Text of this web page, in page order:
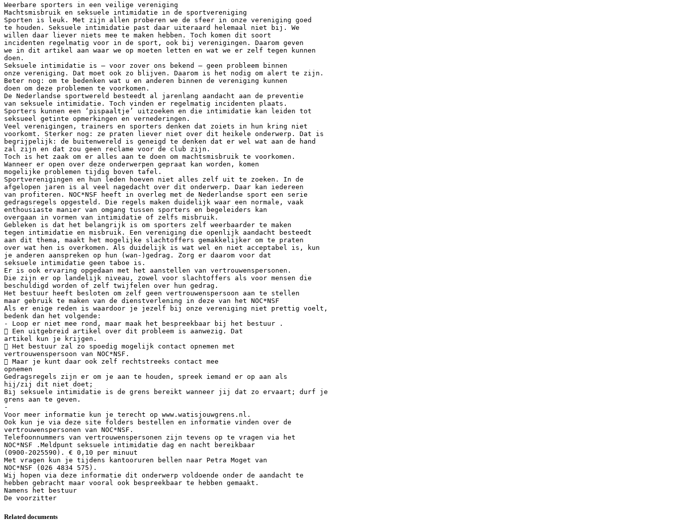
Weerbare sporters in een veilige vereniging
Machtsmisbruik en seksuele intimidatie in de sportvereniging
Sporten is leuk. Met zijn allen proberen we de sfeer in onze vereniging goed
te houden. Seksuele intimidatie past daar uiteraard helemaal niet bij. We
willen daar liever niets mee te maken hebben. Toch komen dit soort
incidenten regelmatig voor in de sport, ook bij verenigingen. Daarom geven
we in dit artikel aan waar we op moeten letten en wat we er zelf tegen kunnen
doen.
Seksuele intimidatie is – voor zover ons bekend – geen probleem binnen
onze vereniging. Dat moet ook zo blijven. Daarom is het nodig om alert te zijn.
Beter nog: om te bedenken wat u en anderen binnen de vereniging kunnen
doen om deze problemen te voorkomen.
De Nederlandse sportwereld besteedt al jarenlang aandacht aan de preventie
van seksuele intimidatie. Toch vinden er regelmatig incidenten plaats.
Sporters kunnen een ‘pispaaltje’ uitzoeken en die intimidatie kan leiden tot
seksueel getinte opmerkingen en vernederingen.
Veel verenigingen, trainers en sporters denken dat zoiets in hun kring niet
voorkomt. Sterker nog: ze praten liever niet over dit heikele onderwerp. Dat is
begrijpelijk: de buitenwereld is geneigd te denken dat er wel wat aan de hand
zal zijn en dat zou geen reclame voor de club zijn.
Toch is het zaak om er alles aan te doen om machtsmisbruik te voorkomen.
Wanneer er open over deze onderwerpen gepraat kan worden, komen
mogelijke problemen tijdig boven tafel.
Sportverenigingen en hun leden hoeven niet alles zelf uit te zoeken. In de
afgelopen jaren is al veel nagedacht over dit onderwerp. Daar kan iedereen
van profiteren. NOC*NSF heeft in overleg met de Nederlandse sport een serie
gedragsregels opgesteld. Die regels maken duidelijk waar een normale, vaak
enthousiaste manier van omgang tussen sporters en begeleiders kan
overgaan in vormen van intimidatie of zelfs misbruik.
Gebleken is dat het belangrijk is om sporters zelf weerbaarder te maken
tegen intimidatie en misbruik. Een vereniging die openlijk aandacht besteedt
aan dit thema, maakt het mogelijke slachtoffers gemakkelijker om te praten
over wat hen is overkomen. Als duidelijk is wat wel en niet acceptabel is, kun
je anderen aanspreken op hun (wan-)gedrag. Zorg er daarom voor dat
seksuele intimidatie geen taboe is.
Er is ook ervaring opgedaan met het aanstellen van vertrouwenspersonen.
Die zijn er op landelijk niveau, zowel voor slachtoffers als voor mensen die
beschuldigd worden of zelf twijfelen over hun gedrag.
Het bestuur heeft besloten om zelf geen vertrouwenspersoon aan te stellen
maar gebruik te maken van de dienstverlening in deze van het NOC*NSF
Als er enige reden is waardoor je jezelf bij onze vereniging niet prettig voelt,
bedenk dan het volgende:
- Loop er niet mee rond, maar maak het bespreekbaar bij het bestuur .
 Een uitgebreid artikel over dit probleem is aanwezig. Dat
artikel kun je krijgen.
 Het bestuur zal zo spoedig mogelijk contact opnemen met
vertrouwenspersoon van NOC*NSF.
 Maar je kunt daar ook zelf rechtstreeks contact mee
opnemen
Gedragsregels zijn er om je aan te houden, spreek iemand er op aan als
hij/zij dit niet doet;
Bij seksuele intimidatie is de grens bereikt wanneer jij dat zo ervaart; durf je
grens aan te geven.
-
Voor meer informatie kun je terecht op www.watisjouwgrens.nl.
Ook kun je via deze site folders bestellen en informatie vinden over de
vertrouwenspersonen van NOC*NSF.
Telefoonnummers van vertrouwenspersonen zijn tevens op te vragen via het
NOC*NSF .Meldpunt seksuele intimidatie dag en nacht bereikbaar
(0900-2025590). € 0,10 per minuut
Met vragen kun je tijdens kantooruren bellen naar Petra Moget van
NOC*NSF (026 4834 575).
Wij hopen via deze informatie dit onderwerp voldoende onder de aandacht te
hebben gebracht maar vooral ook bespreekbaar te hebben gemaakt.
Namens het bestuur
Related documents